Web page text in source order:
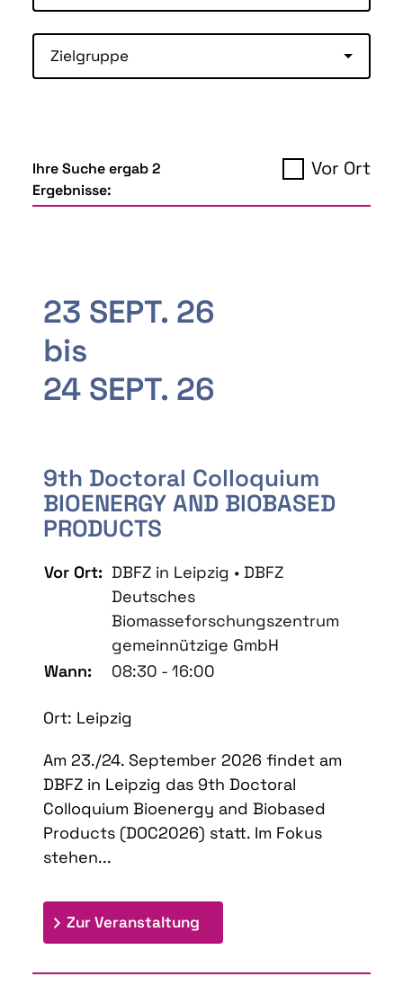
Zielgruppe
Ihre Suche ergab 2
Ergebnisse:
Vor Ort
23 SEPT. 26
bis
24 SEPT. 26
9th Doctoral Colloquium
BIOENERGY AND BIOBASED
PRODUCTS
Vor Ort: DBFZ in Leipzig • DBFZ
Deutsches
Biomasseforschungszentrum
gemeinnützige GmbH
Wann:
08:30 - 16:00
Ort: Leipzig
Am 23./24. September 2026 findet am
DBFZ in Leipzig das 9th Doctoral
Colloquium Bioenergy and Biobased
Products (DOC2026) statt. Im Fokus
stehen...
Zur Veranstaltung